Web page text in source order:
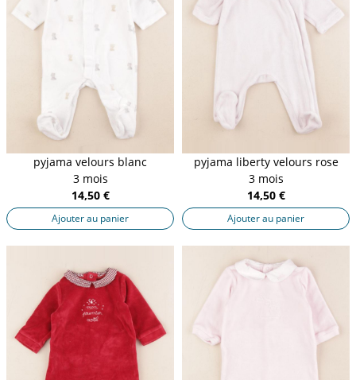
pyjama velours blanc
3 mois
14,50 €
Ajouter au panier
pyjama liberty velours rose
3 mois
14,50 €
Ajouter au panier